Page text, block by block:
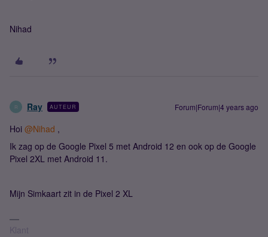
Nihad
R Ray AUTEUR Forum|Forum|4 years ago
Hoi @Nihad ,
Ik zag op de Google Pixel 5 met Android 12 en ook op de Google
Pixel 2XL met Android 11.
Mijn Simkaart zit in de Pixel 2 XL
Klant